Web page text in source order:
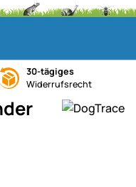
30-tägiges
Widerrufsrecht